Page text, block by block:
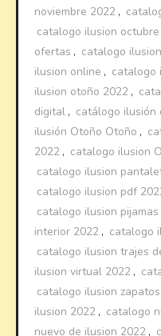
noviembre 2022 ,
catalogo ilusion
ofertas , catalogo
ilusion online , catalogo
ilusion otoño 2022 ,
digital , catálogo ilusión
ilusión Otoño Otoño ,
2022 , catalogo ilusion
catalogo ilusion
catalogo ilusion pdf
catalogo ilusion
interior 2022 , catalogo
catalogo ilusion trajes
ilusion virtual 2022 ,
catalogo ilusion
ilusion 2022 , catalogo
nuevo de ilusion 2022 ,